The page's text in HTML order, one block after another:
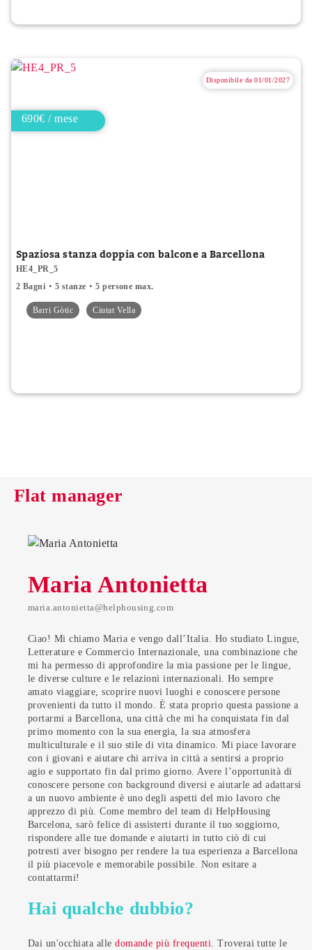
Disponibile da 01/01/2027
690€ / mese
Spaziosa stanza doppia con balcone a Barcellona
HE4_PR_5
2 Bagni
5 stanze 5 persone max.
Barri Gòtic Ciutat Vella
Flat manager
Maria Antonietta
maria.antonietta@helphousing.com
Ciao! Mi chiamo Maria e vengo dall’Italia. Ho studiato Lingue,
Letterature e Commercio Internazionale, una combinazione che
mi ha permesso di approfondire la mia passione per le lingue,
le diverse culture e le relazioni internazionali. Ho sempre
amato viaggiare, scoprire nuovi luoghi e conoscere persone
provenienti da tutto il mondo. È stata proprio questa passione a
portarmi a Barcellona, una città che mi ha conquistata fin dal
primo momento con la sua energia, la sua atmosfera
multiculturale e il suo stile di vita dinamico. Mi piace lavorare
con i giovani e aiutare chi arriva in città a sentirsi a proprio
agio e supportato fin dal primo giorno. Avere l’opportunità di
conoscere persone con background diversi e aiutarle ad adattarsi
a un nuovo ambiente è uno degli aspetti del mio lavoro che
apprezzo di più. Come membro del team di HelpHousing
Barcelona, sarò felice di assisterti durante il tuo soggiorno,
rispondere alle tue domande e aiutarti in tutto ciò di cui
potresti aver bisogno per rendere la tua esperienza a Barcellona
il più piacevole e memorabile possibile. Non esitare a
contattarmi!
Hai qualche dubbio?
Dai un'occhiata alledomande più frequenti . Troverai tutte le